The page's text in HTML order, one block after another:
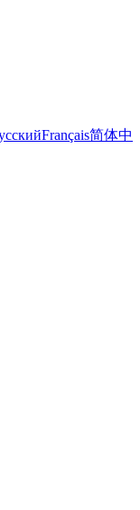
Français简体中